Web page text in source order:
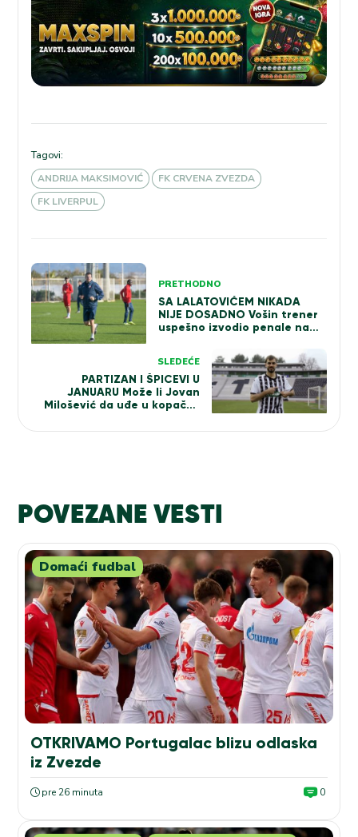
Tagovi:
ANDRIJA MAKSIMOVIĆ
FK CRVENA ZVEZDA
FK LIVERPUL
Kretanje
članka
PRETHODNO
SA LALATOVIĆEM NIKADA
NIJE DOSADNO Vošin trener
uspešno izvodio penale na
hit poruke! (VIDEO)
SLEDEĆE
PARTIZAN I ŠPICEVI U
JANUARU Može li Jovan
Milošević da uđe u kopačke
(VIDEO)
POVEZANE VESTI
Domaći fudbal
OTKRIVAMO Portugalac blizu odlaska
iz Zvezde
pre 26 minuta 0